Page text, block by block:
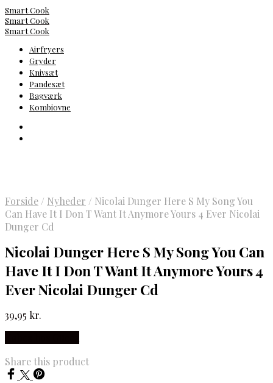
Smart Cook
Smart Cook
Smart Cook
Airfryers
Gryder
Knivsæt
Pandesæt
Bagværk
Kombiovne
Forside / Nyheder / Nicolai Dunger Here S My Song You
Can Have It I Don T Want It Anymore Yours 4 Ever Nicolai
Dunger Cd
Nicolai Dunger Here S My Song You Can
Have It I Don T Want It Anymore Yours 4
Ever Nicolai Dunger Cd
39,95 kr.
Share this product